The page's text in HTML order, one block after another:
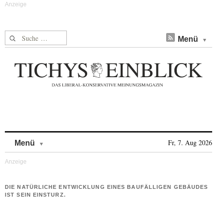
Suche nach: Menü
Menü Fr, 7. Aug 2026
DIE NATÜRLICHE ENTWICKLUNG EINES BAUFÄLLIGEN GEBÄUDES
IST SEIN EINSTURZ.